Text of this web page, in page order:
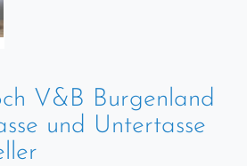
V&B Burgenland
und Untertasse